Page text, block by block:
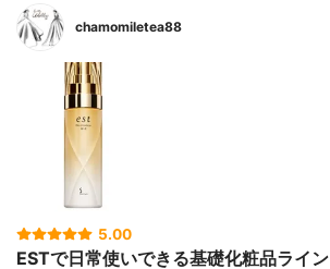
chamomiletea88
5.00
ESTで日常使いできる基礎化粧品ライン